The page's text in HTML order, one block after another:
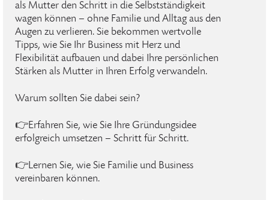
als Mutter den Schritt in die Selbstständigkeit
wagen können – ohne Familie und Alltag aus den
Augen zu verlieren. Sie bekommen wertvolle
Tipps, wie Sie Ihr Business mit Herz und
Flexibilität aufbauen und dabei Ihre persönlichen
Stärken als Mutter in Ihren Erfolg verwandeln.
Warum sollten Sie dabei sein?
👉Erfahren Sie, wie Sie Ihre Gründungsidee
erfolgreich umsetzen – Schritt für Schritt.
👉Lernen Sie, wie Sie Familie und Business
vereinbaren können.